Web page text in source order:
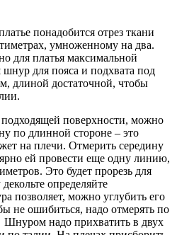
понадобится отрез ткани
умноженному на два.
для платья максимальной
для пояса и подхвата под
длиной достаточной, чтобы
поверхности, можно
по длинной стороне – это
на плечи. Отмерить середину
ей провести еще одну линию,
Это будет прорезь для
определяйте
позволяет, можно углубить его
не ошибиться, надо отмерять по
Шнуром надо прихватить в двух